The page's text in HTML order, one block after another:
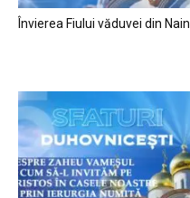
Învierea Fiului văduvei din Nain